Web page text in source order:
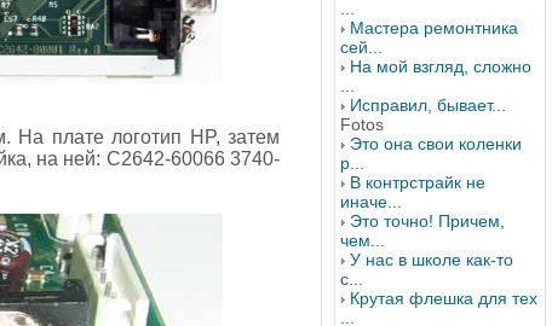
На плате логотип HP, затем
на ней: C2642-60066 3740-
Мастера ремонтника
сей...
На мой взгляд, сложно
Исправил, бывает...
Fotos
Это она свои коленки
р...
В контрстрайк не
иначе...
Это точно! Причем,
чем...
У нас в школе как-то
с...
Крутая флешка для тех